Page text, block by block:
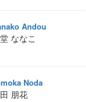
Andou
ななこ
Noda
朋花